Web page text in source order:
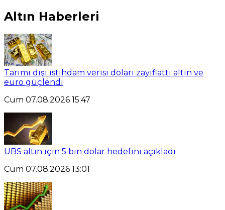
Altın Haberleri
Tarımı dışı istihdam verisi doları zayıflattı altın ve
euro güçlendi
Cum 07.08.2026 15:47
UBS altın için 5 bin dolar hedefini açıkladı
Cum 07.08.2026 13:01